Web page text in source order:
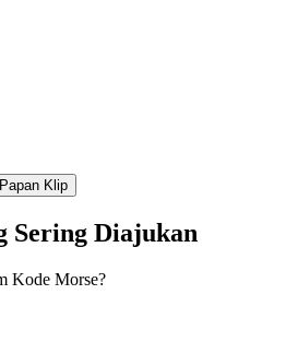
Klip
Sering Diajukan
Kode Morse?